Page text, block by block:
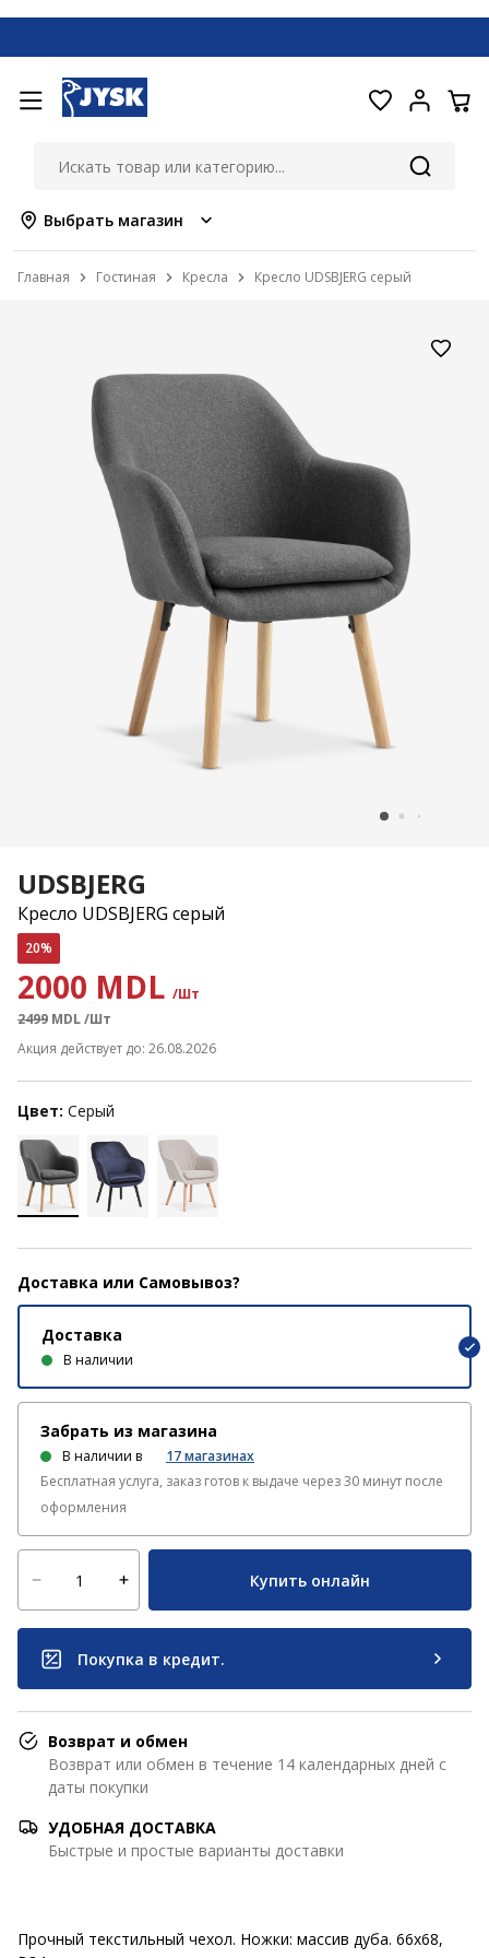
Выбрать магазин
Главная Гостиная Кресла Кресло UDSBJERG серый
UDSBJERG
Кресло UDSBJERG серый
20%
2000 MDL /Шт
2499 MDL/Шт
Акция действует до: 26.08.2026
Цвет: Серый
Доставка или Самовывоз?
Доставка
В наличии
Забрать из магазина
В наличии в 17магазинах
Бесплатная услуга, заказ готов к выдаче через 30 минут после
оформления
Купить онлайн
Покупка в кредит.
Возврат и обмен
Возврат или обмен в течение 14 календарных дней с
даты покупки
УДОБНАЯ ДОСТАВКА
Быстрые и простые варианты доставки
Прочный текстильный чехол. Ножки: массив дуба. 66x68,